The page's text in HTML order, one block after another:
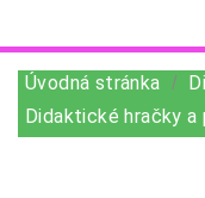
Úvodná stránka
Didaktické hračky a